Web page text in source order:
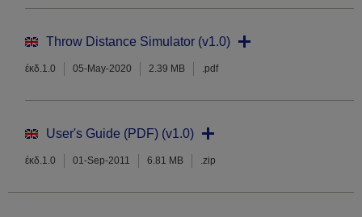
Throw Distance Simulator (v1.0)
έκδ.1.0 05-May-2020 2.39 MB .pdf
User's Guide (PDF) (v1.0)
έκδ.1.0 01-Sep-2011 6.81 MB .zip